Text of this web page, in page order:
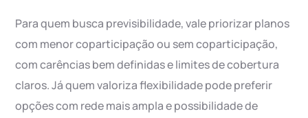
Para quem busca previsibilidade, vale priorizar planos
com menor coparticipação ou sem coparticipação,
com carências bem definidas e limites de cobertura
claros. Já quem valoriza flexibilidade pode preferir
opções com rede mais ampla e possibilidade de